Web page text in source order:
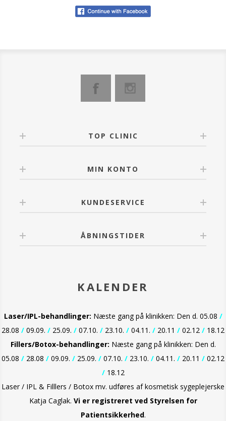
TOP CLINIC
MIN KONTO
KUNDESERVICE
ÅBNINGSTIDER
KALENDER
Laser/IPL-behandlinger: Næste gang på klinikken: Den d. 05.08 /
28.08 / 09.09. / 25.09. / 07.10. / 23.10. / 04.11. / 20.11 / 02.12 / 18.12
Fillers/Botox-behandlinger: Næste gang på klinikken: Den d.
05.08 / 28.08 / 09.09. / 25.09. / 07.10. / 23.10. / 04.11. / 20.11 / 02.12
/18.12
Laser / IPL & Filllers / Botox mv. udføres af kosmetisk sygeplejerske
Katja Caglak. Vi er registreret ved Styrelsen for
Patientsikkerhed.